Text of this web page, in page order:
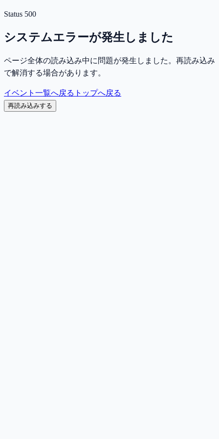
Status 500
システムエラーが発生しました
ページ全体の読み込み中に問題が発生しました。再読み込み
で解消する場合があります。
イベント一覧へ戻る トップへ戻る
再読み込みする